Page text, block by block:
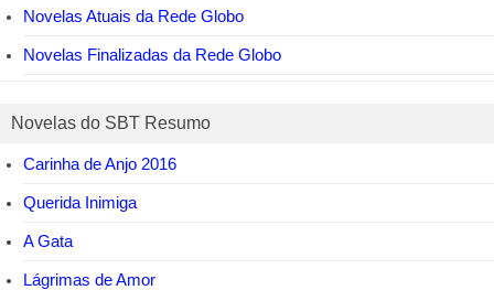
Novelas Atuais da Rede Globo
Novelas Finalizadas da Rede Globo
Novelas do SBT Resumo
Carinha de Anjo 2016
Querida Inimiga
A Gata
Lágrimas de Amor